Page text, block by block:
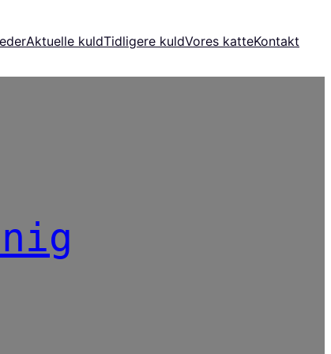
Aktuelle kuldTidligere kuldVores katteKontakt